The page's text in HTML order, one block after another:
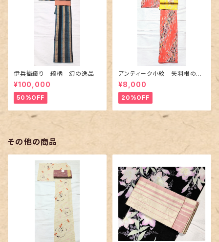
伊兵衛織り 縞柄 幻の逸品
¥100,000
50%OFF
アンティーク小紋 矢羽根の地
紋に短冊柄 裄６６cm
¥8,000
20%OFF
その他の商品